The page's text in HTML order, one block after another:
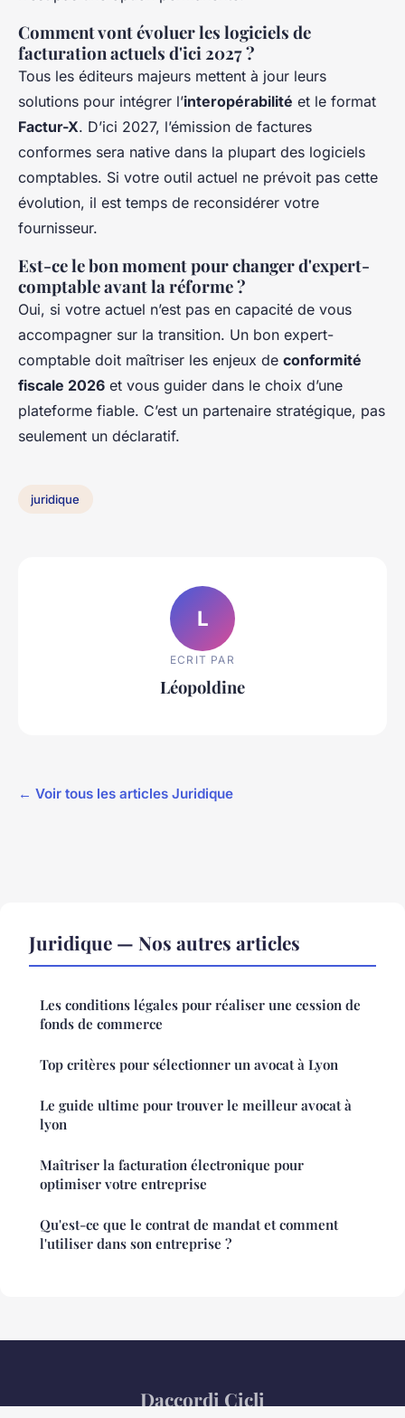
Comment vont évoluer les logiciels de
facturation actuels d'ici 2027 ?
Tous les éditeurs majeurs mettent à jour leurs
solutions pour intégrer l’interopérabilité et le format
Factur-X. D’ici 2027, l’émission de factures
conformes sera native dans la plupart des logiciels
comptables. Si votre outil actuel ne prévoit pas cette
évolution, il est temps de reconsidérer votre
fournisseur.
Est-ce le bon moment pour changer d'expert-
comptable avant la réforme ?
Oui, si votre actuel n’est pas en capacité de vous
accompagner sur la transition. Un bon expert-
comptable doit maîtriser les enjeux de conformité
fiscale 2026 et vous guider dans le choix d’une
plateforme fiable. C’est un partenaire stratégique, pas
seulement un déclaratif.
juridique
L
ECRIT PAR
Léopoldine
← Voir tous les articles Juridique
Juridique — Nos autres articles
Les conditions légales pour réaliser une cession de
fonds de commerce
Top critères pour sélectionner un avocat à Lyon
Le guide ultime pour trouver le meilleur avocat à
lyon
Maîtriser la facturation électronique pour
optimiser votre entreprise
Qu'est-ce que le contrat de mandat et comment
l'utiliser dans son entreprise ?
Daccordi Cicli